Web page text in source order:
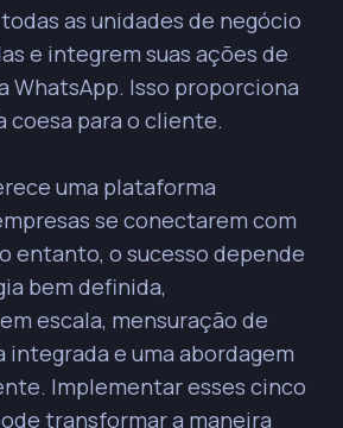
as unidades de negócio
e integrem suas ações de
WhatsApp. Isso proporciona
coesa para o cliente.
uma plataforma
se conectarem com
entanto, o sucesso depende
bem definida,
escala, mensuração de
integrada e uma abordagem
Implementar esses cinco
transformar a maneira